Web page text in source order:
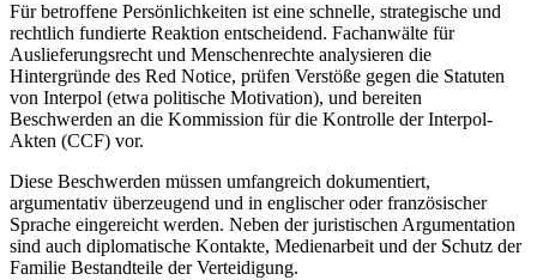
Für betroffene Persönlichkeiten ist eine schnelle, strategische und
rechtlich fundierte Reaktion entscheidend. Fachanwälte für
Auslieferungsrecht und Menschenrechte analysieren die
Hintergründe des Red Notice, prüfen Verstöße gegen die Statuten
von Interpol (etwa politische Motivation), und bereiten
Beschwerden an die Kommission für die Kontrolle der Interpol-
Akten (CCF) vor.
Diese Beschwerden müssen umfangreich dokumentiert,
argumentativ überzeugend und in englischer oder französischer
Sprache eingereicht werden. Neben der juristischen Argumentation
sind auch diplomatische Kontakte, Medienarbeit und der Schutz der
Familie Bestandteile der Verteidigung.